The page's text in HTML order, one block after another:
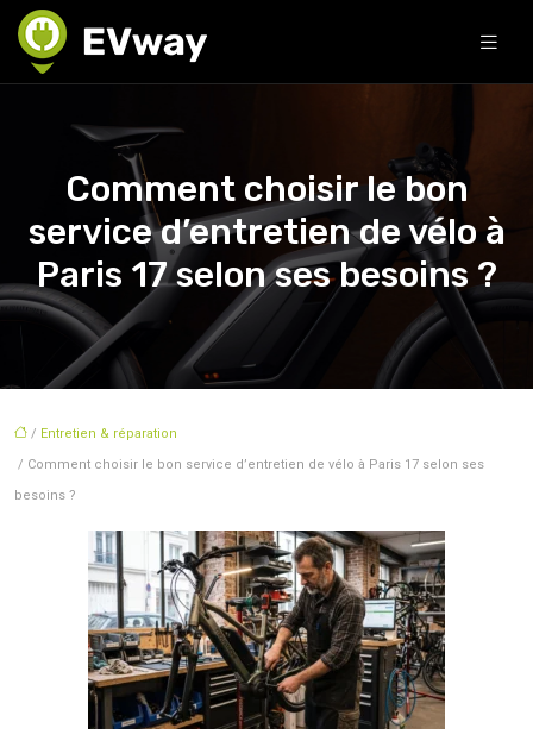
Comment choisir le bon
service d’entretien de vélo à
Paris 17 selon ses besoins ?
/ Entretien & réparation
/ Comment choisir le bon service d’entretien de vélo à Paris 17 selon ses
besoins ?